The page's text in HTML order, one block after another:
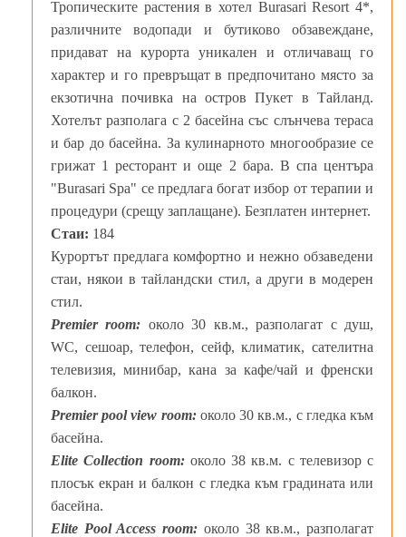
Тропическите растения в хотел Burasari Resort 4*,
различните водопади и бутиково обзавеждане,
придават на курорта уникален и отличаващ го
характер и го превръщат в предпочитано място за
екзотична почивка на остров Пукет в Тайланд.
Хотелът разполага с 2 басейна със слънчева тераса
и бар до басейна. За кулинарното многообразие се
грижат 1 ресторант и още 2 бара. В спа центъра
"Burasari Spa" се предлага богат избор от терапии и
процедури (срещу заплащане). Безплатен интернет.
Стаи: 184
Курортът предлага комфортно и нежно обзаведени
стаи, някои в тайландски стил, а други в модерен
стил.
Premier room: около 30 кв.м., разполагат с душ,
WC, сешоар, телефон, сейф, климатик, сателитна
телевизия, минибар, кана за кафе/чай и френски
балкон.
Premier pool view room: около 30 кв.м., с гледка към
басейна.
Elite Collection room: около 38 кв.м. с телевизор с
плосък екран и балкон с гледка към градината или
басейна.
Elite Pool Access room: около 38 кв.м., разполагат